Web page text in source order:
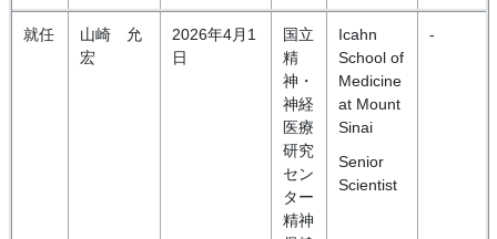
就任
山崎 允
宏
2026年4月1
日
国立
精
神・
神経
医療
研究
セン
ター
精神
Icahn
School of
Medicine
at Mount
Sinai
Senior
Scientist
-